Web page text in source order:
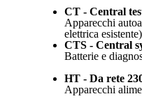
CT - Central
Apparecchi
elettrica
CTS - Central
Batterie e
HT - Da rete
Apparecchi